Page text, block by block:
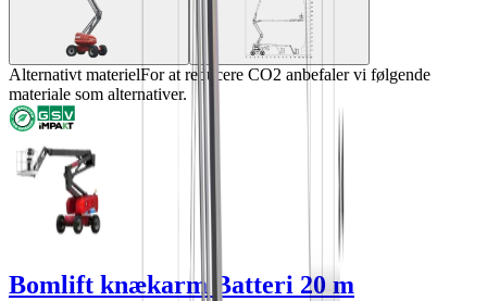
Alternativt materielFor at reducere CO2 anbefaler vi følgende
materiale som alternativer.
Bomlift knækarm Batteri 20 m